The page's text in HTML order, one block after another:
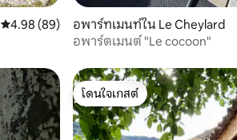
คะแนนเฉลี่ย 4.98 จาก 5, 89 รีวิว
4.98 (89)
อพาร์ทเมนท์ใน Le Cheylard
อพาร์ตเมนต์ "Le cocoon"
โดนใจเกสต์
โดนใจเกสต์